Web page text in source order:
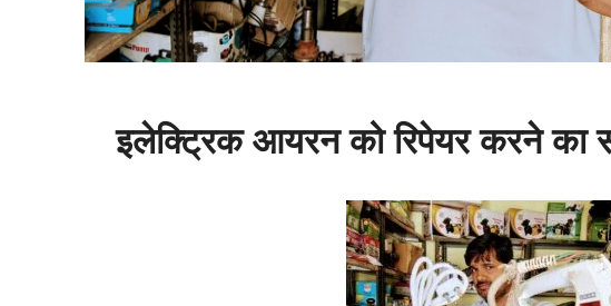
इलेक्ट्रिक आयरन को रिपेयर करने का